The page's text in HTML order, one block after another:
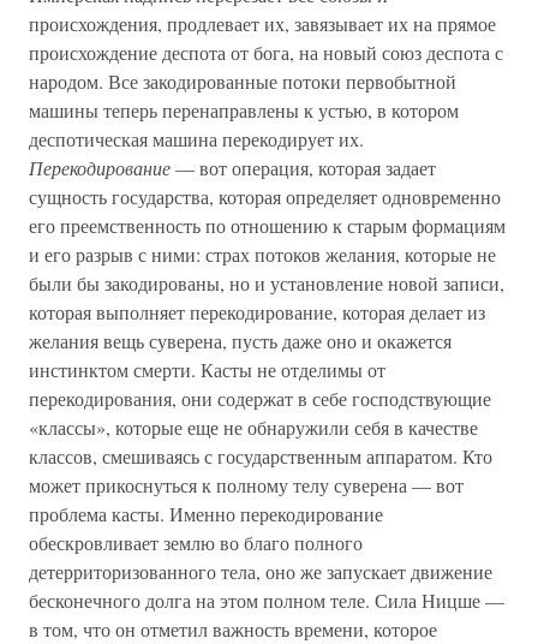
происхождения, продлевает их, завязывает их на прямое
происхождение деспота от бога, на новый союз деспота с
народом. Все закодированные потоки первобытной
машины теперь перенаправлены к устью, в котором
деспотическая машина перекодирует их.
Перекодирование— вот операция, которая задает
сущность государства, которая определяет одновременно
его преемственность по отношению к старым формациям
и его разрыв с ними: страх потоков желания, которые не
были бы закодированы, но и установление новой записи,
которая выполняет перекодирование, которая делает из
желания вещь суверена, пусть даже оно и окажется
инстинктом смерти. Касты не отделимы от
перекодирования, они содержат в себе господствующие
«классы», которые еще не обнаружили себя в качестве
классов, смешиваясь с государственным аппаратом. Кто
может прикоснуться к полному телу суверена — вот
проблема касты. Именно перекодирование
обескровливает землю во благо полного
детерриторизованного тела, оно же запускает движение
бесконечного долга на этом полном теле. Сила Ницше —
в том, что он отметил важность времени, которое